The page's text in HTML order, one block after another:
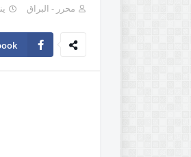
محرر - البراق